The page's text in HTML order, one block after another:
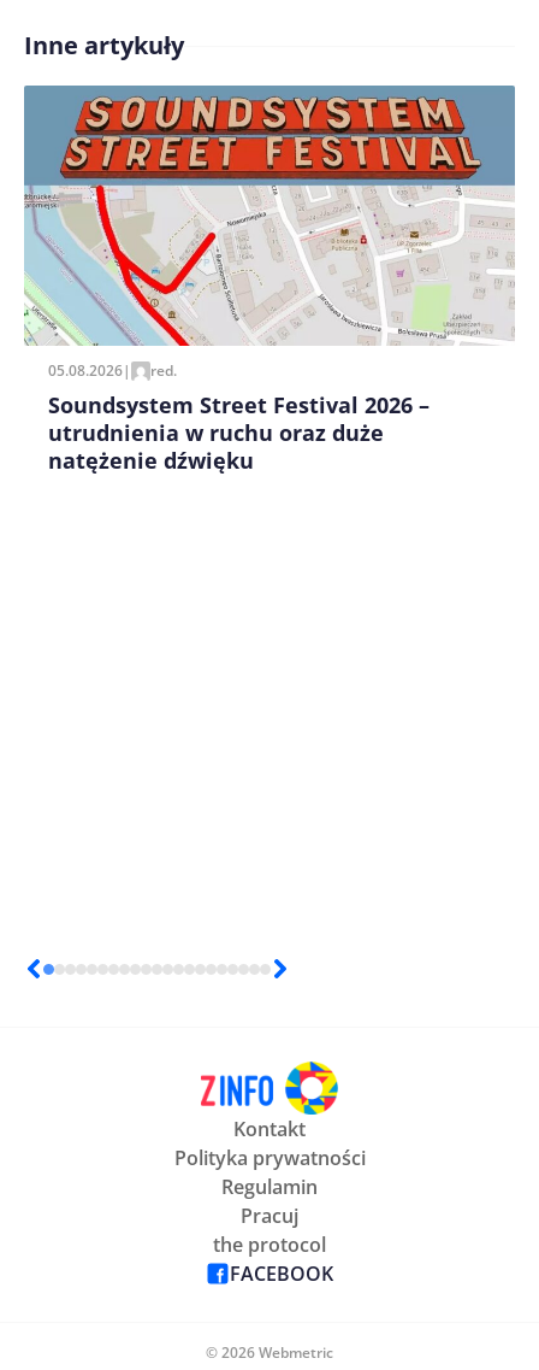
Treść komentarza*
Zapamiętaj moje dane w tej przeglądarce podczas
pisania kolejnych komentarzy.
Inne artykuły
05.08.2026| red.
Soundsystem Street Festival 2026 –
utrudnienia w ruchu oraz duże
natężenie dźwięku
Kontakt
Polityka prywatności
Regulamin
Pracuj
the protocol
FACEBOOK
© 2026 Webmetric